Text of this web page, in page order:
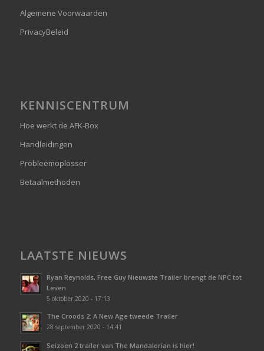
Algemene Voorwaarden
PrivacyBeleid
KENNISCENTRUM
Hoe werkt de AFK-Box
Handleidingen
Probleemoplosser
Betaalmethoden
LAATSTE NIEUWS
Ryan Reynolds, Free Guy Nieuwste Trailer brengt de NPC tot
Leven
5 oktober 2020 - 17:13
The Croods 2: A New Age tweede Trailer
28 september 2020 - 14:41
Seizoen 2 trailer van The Mandalorian is hier!